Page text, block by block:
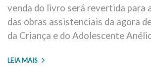
venda do livro será revertida para
das obras assistenciais da agora
da Criança e do Adolescente
LEIA MAIS